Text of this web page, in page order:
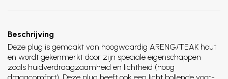
Beschrijving
Deze plug is gemaakt van hoogwaardig ARENG/TEAK hout
en wordt gekenmerkt door zijn speciale eigenschappen
zoals huidverdraagzaamheid en lichtheid (hoog